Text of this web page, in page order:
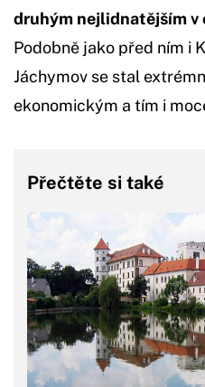
druhým nejlidnatějším v
Podobně jako před ním i
Jáchymov se stal
ekonomickým a tím i
Přečtěte si také